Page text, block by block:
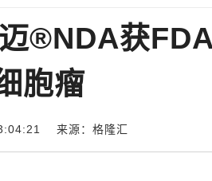
®NDA获
胞瘤
来源：格隆汇